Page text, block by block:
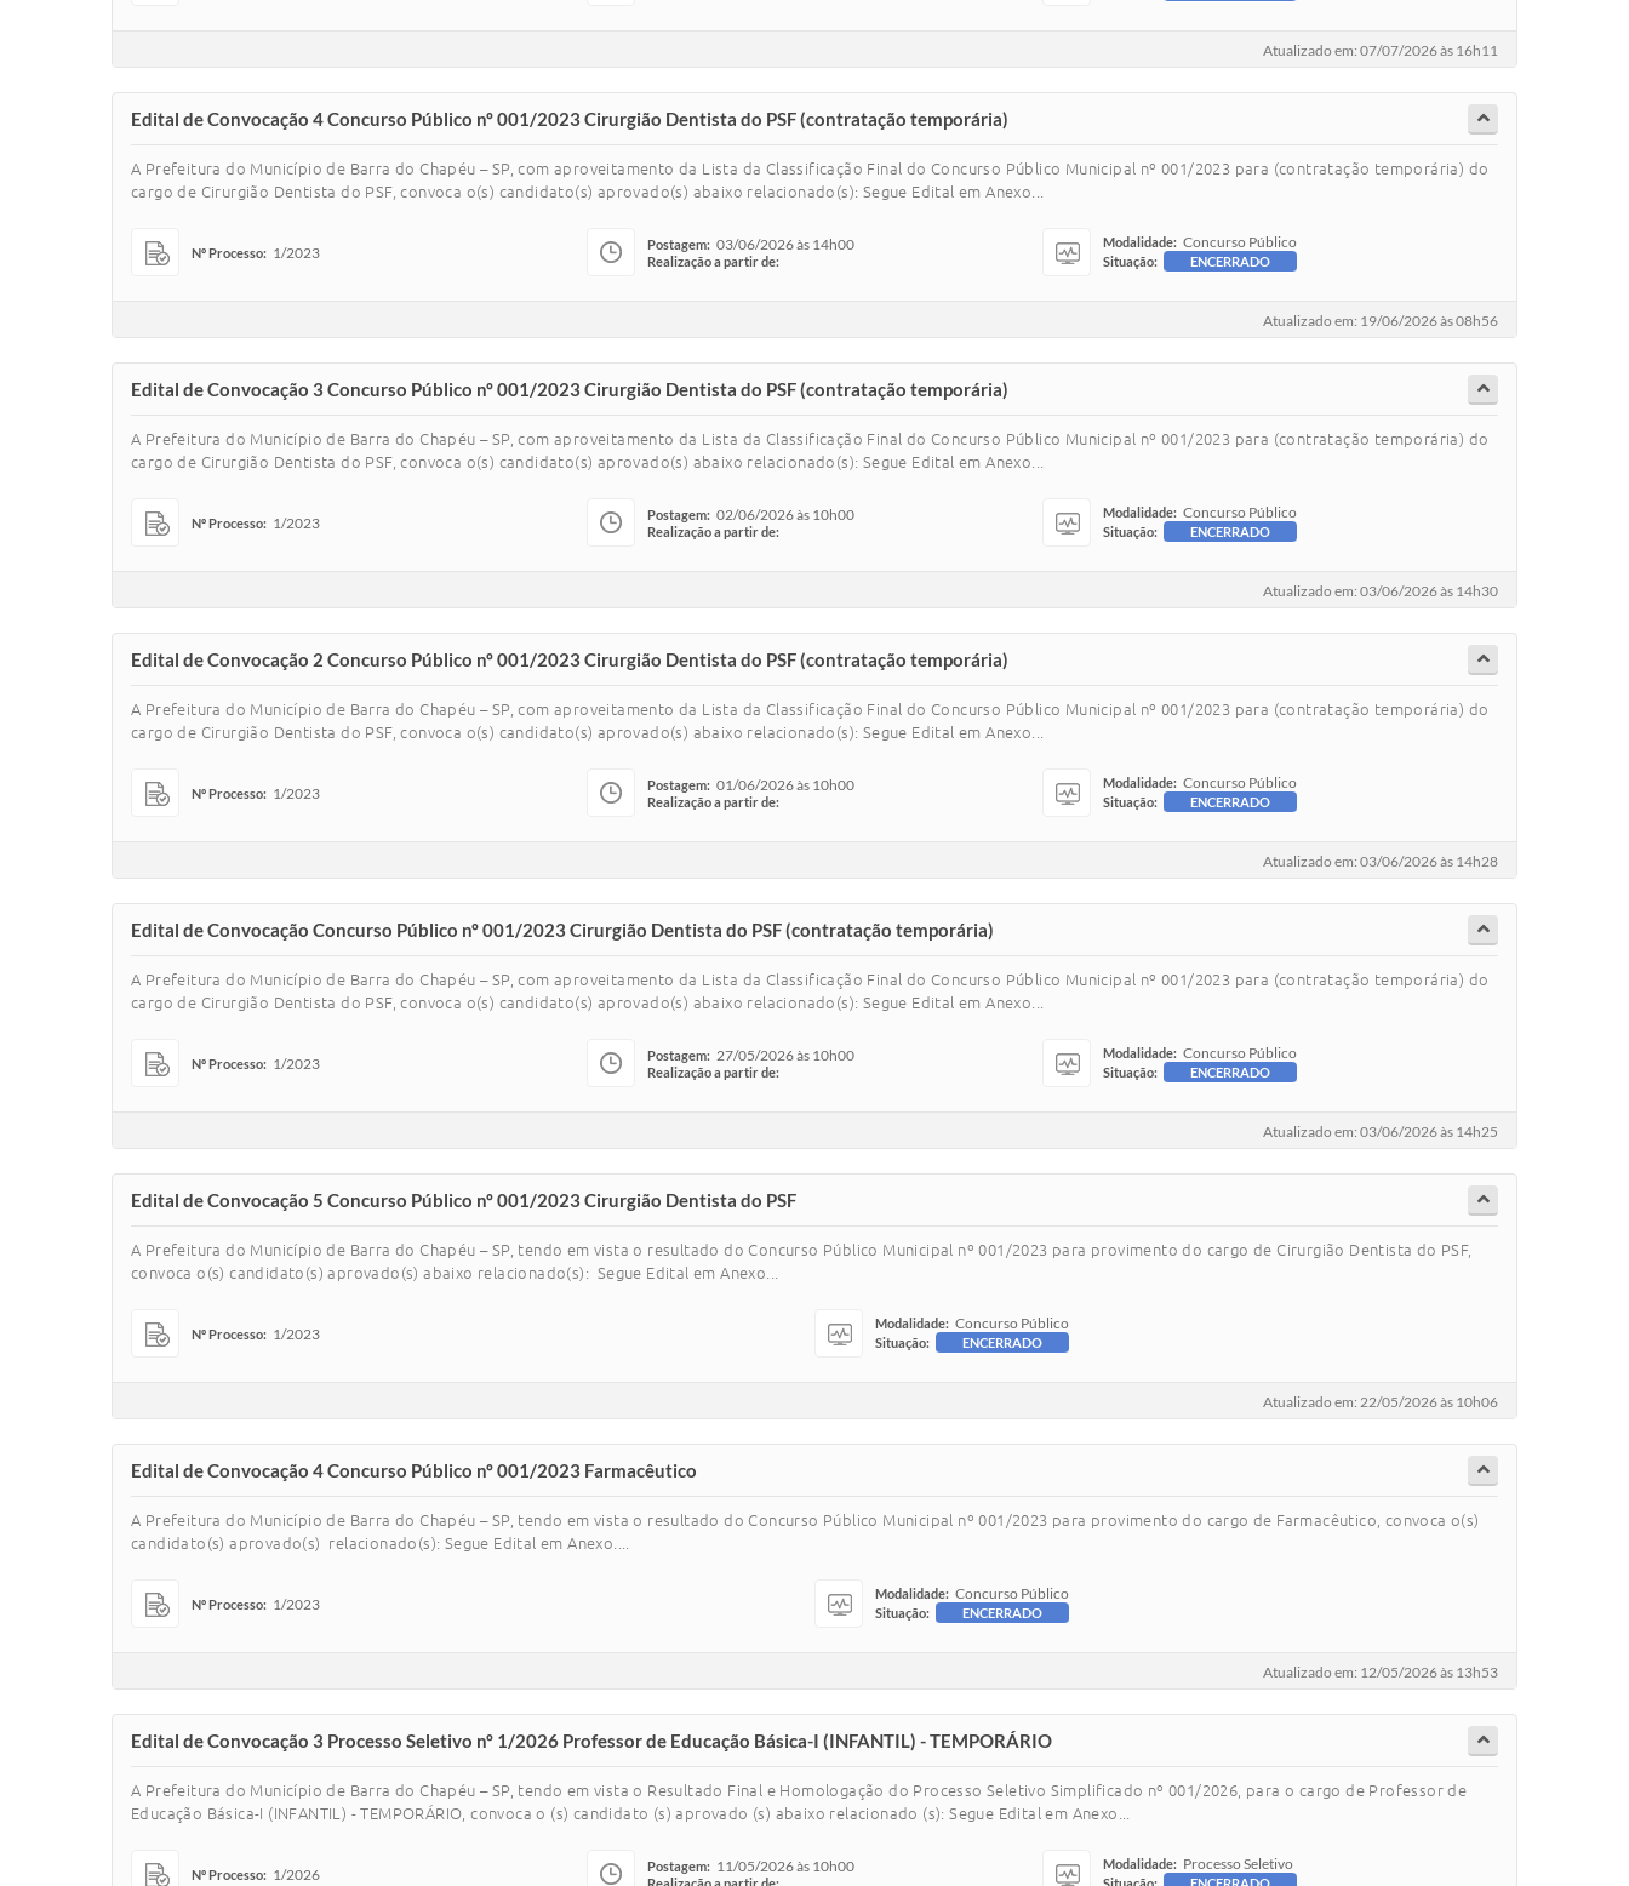
Atualizado em: 07/07/2026 às 16h11
Edital de Convocação 4 Concurso Público nº 001/2023 Cirurgião Dentista do PSF (contratação temporária)
A Prefeitura do Município de Barra do Chapéu – SP, com aproveitamento da Lista da Classificação Final do Concurso Público Municipal nº 001/2023 para (contratação temporária) do
cargo de Cirurgião Dentista do PSF, convoca o(s) candidato(s) aprovado(s) abaixo relacionado(s): Segue Edital em Anexo...
Nº Processo: 1/2023 Postagem: 03/06/2026 às 14h00
Realização a partir de:
Modalidade: Concurso Público
Situação: ENCERRADO
Atualizado em: 19/06/2026 às 08h56
Edital de Convocação 3 Concurso Público nº 001/2023 Cirurgião Dentista do PSF (contratação temporária)
A Prefeitura do Município de Barra do Chapéu – SP, com aproveitamento da Lista da Classificação Final do Concurso Público Municipal nº 001/2023 para (contratação temporária) do
cargo de Cirurgião Dentista do PSF, convoca o(s) candidato(s) aprovado(s) abaixo relacionado(s): Segue Edital em Anexo...
Nº Processo: 1/2023 Postagem: 02/06/2026 às 10h00
Realização a partir de:
Modalidade: Concurso Público
Situação: ENCERRADO
Atualizado em: 03/06/2026 às 14h30
Edital de Convocação 2 Concurso Público nº 001/2023 Cirurgião Dentista do PSF (contratação temporária)
A Prefeitura do Município de Barra do Chapéu – SP, com aproveitamento da Lista da Classificação Final do Concurso Público Municipal nº 001/2023 para (contratação temporária) do
cargo de Cirurgião Dentista do PSF, convoca o(s) candidato(s) aprovado(s) abaixo relacionado(s): Segue Edital em Anexo...
Nº Processo: 1/2023 Postagem: 01/06/2026 às 10h00
Realização a partir de:
Modalidade: Concurso Público
Situação: ENCERRADO
Atualizado em: 03/06/2026 às 14h28
Edital de Convocação Concurso Público nº 001/2023 Cirurgião Dentista do PSF (contratação temporária)
A Prefeitura do Município de Barra do Chapéu – SP, com aproveitamento da Lista da Classificação Final do Concurso Público Municipal nº 001/2023 para (contratação temporária) do
cargo de Cirurgião Dentista do PSF, convoca o(s) candidato(s) aprovado(s) abaixo relacionado(s): Segue Edital em Anexo...
Nº Processo: 1/2023 Postagem: 27/05/2026 às 10h00
Realização a partir de:
Modalidade: Concurso Público
Situação: ENCERRADO
Atualizado em: 03/06/2026 às 14h25
Edital de Convocação 5 Concurso Público nº 001/2023 Cirurgião Dentista do PSF
A Prefeitura do Município de Barra do Chapéu – SP, tendo em vista o resultado do Concurso Público Municipal nº 001/2023 para provimento do cargo de Cirurgião Dentista do PSF,
convoca o(s) candidato(s) aprovado(s) abaixo relacionado(s): Segue Edital em Anexo...
Nº Processo: 1/2023
Modalidade: Concurso Público
Situação: ENCERRADO
Atualizado em: 22/05/2026 às 10h06
Edital de Convocação 4 Concurso Público nº 001/2023 Farmacêutico
A Prefeitura do Município de Barra do Chapéu – SP, tendo em vista o resultado do Concurso Público Municipal nº 001/2023 para provimento do cargo de Farmacêutico, convoca o(s)
candidato(s) aprovado(s) relacionado(s): Segue Edital em Anexo....
Nº Processo: 1/2023
Modalidade: Concurso Público
Situação: ENCERRADO
Atualizado em: 12/05/2026 às 13h53
Edital de Convocação 3 Processo Seletivo nº 1/2026 Professor de Educação Básica-I (INFANTIL) - TEMPORÁRIO
A Prefeitura do Município de Barra do Chapéu – SP, tendo em vista o Resultado Final e Homologação do Processo Seletivo Simplificado nº 001/2026, para o cargo de Professor de
Educação Básica-I (INFANTIL) - TEMPORÁRIO, convoca o (s) candidato (s) aprovado (s) abaixo relacionado (s): Segue Edital em Anexo...
Nº Processo: 1/2026 Postagem: 11/05/2026 às 10h00
Realização a partir de:
Modalidade: Processo Seletivo
Situação: ENCERRADO